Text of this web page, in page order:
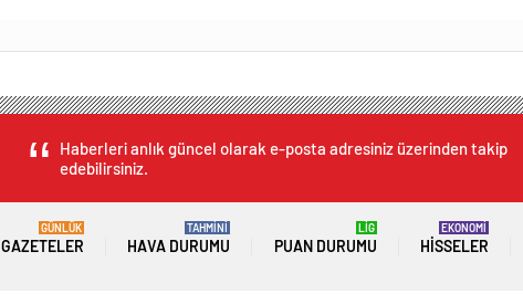
Haberleri anlık güncel olarak e-posta adresiniz üzerinden takip
edebilirsiniz.
GAZETELER
GÜNLÜK
HAVA DURUMU
TAHMİNİ
PUAN DURUMU
LİG
HISSELER
EKONOMİ